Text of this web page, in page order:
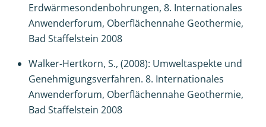
Erdwärmesondenbohrungen, 8. Internationales
Anwenderforum, Oberflächennahe Geothermie,
Bad Staffelstein 2008
Walker-Hertkorn, S., (2008): Umweltaspekte und
Genehmigungsverfahren. 8. Internationales
Anwenderforum, Oberflächennahe Geothermie,
Bad Staffelstein 2008